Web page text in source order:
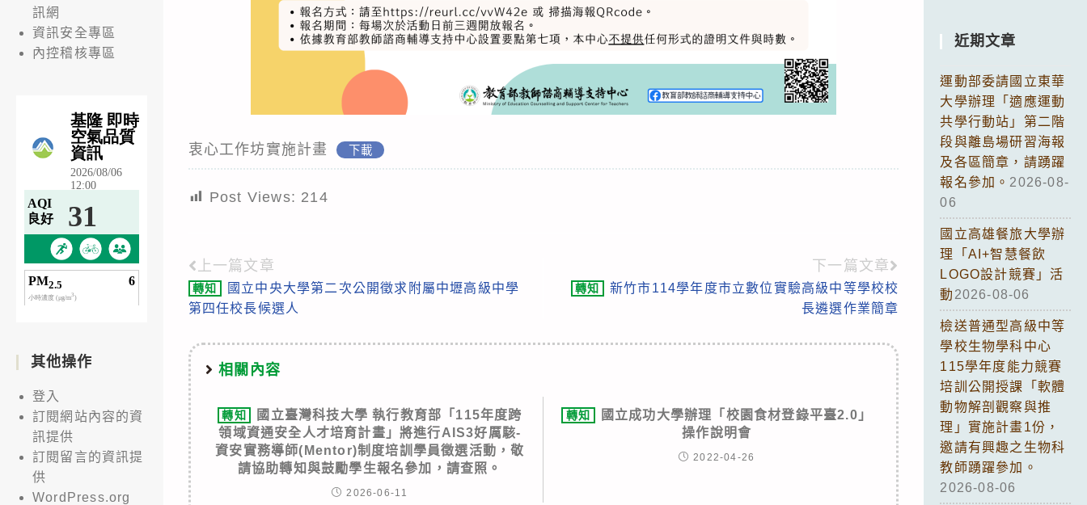
衷心工作坊實施計畫 下載
Post Views: 214
Read
more
上一篇文章
轉知
國立中央大學第二次公開徵求附屬中壢高級中學
第四任校長候選人
下一篇文章
轉知
新竹市114學年度市立數位實驗高級中等學校校
長遴選作業簡章
相關內容
轉知
國立臺灣科技大學 執行教育部「115年度跨
領域資通安全人才培育計畫」將進行AIS3好厲駭-
資安實務導師(Mentor)制度培訓學員徵選活動，敬
請協助轉知與鼓勵學生報名參加，請查照。
2026-06-11
轉知
國立成功大學辦理「校園食材登錄平臺2.0」
操作說明會
2022-04-26
訊網
資訊安全專區
內控稽核專區
其他操作
登入
訂閱網站內容的資
訊提供
訂閱留言的資訊提
供
WordPress.org
近期文章
運動部委請國立東華
大學辦理「適應運動
共學行動站」第二階
段與離島場研習海報
及各區簡章，請踴躍
報名參加。 2026-08-
06
國立高雄餐旅大學辦
理「AI+智慧餐飲
LOGO設計競賽」活
動 2026-08-06
檢送普通型高級中等
學校生物學科中心
115學年度能力競賽
培訓公開授課「軟體
動物解剖觀察與推
理」實施計畫1份，
邀請有興趣之生物科
教師踴躍參加。
2026-08-06